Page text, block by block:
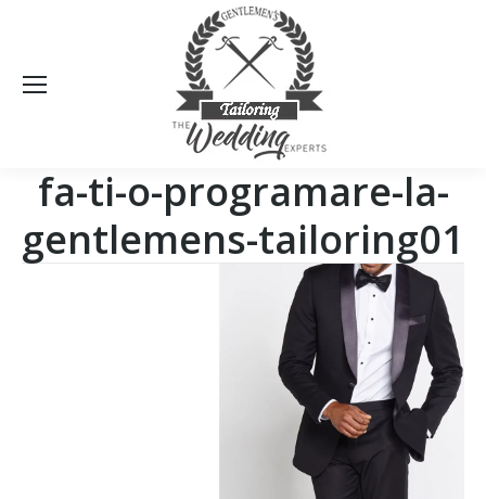
fa-ti-o-programare-la-
gentlemens-tailoring01